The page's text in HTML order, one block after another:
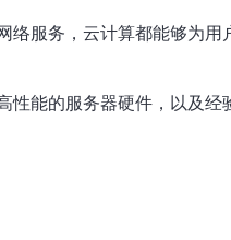
服务，云计算都能够为用
能的服务器硬件，以及经